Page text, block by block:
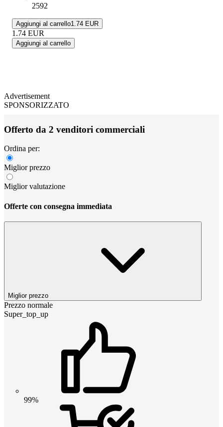
2592
Aggiungi al carrello1.74 EUR
1.74 EUR
Aggiungi al carrello
Advertisement
SPONSORIZZATO
Offerto da 2 venditori commerciali
Ordina per:
Miglior prezzo
Miglior valutazione
Offerte con consegna immediata
Miglior prezzo
Prezzo normale
Super_top_up
99%